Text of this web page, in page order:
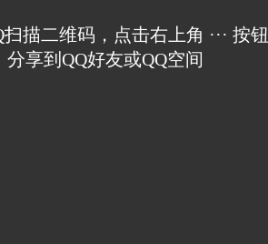
描二维码，点击右上角 ··· 按钮
分享到QQ好友或QQ空间